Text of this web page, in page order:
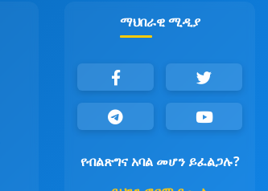
ማህበራዊ ሚዲያ
የብልጽግና አባል መሆን ይፈልጋሉ?